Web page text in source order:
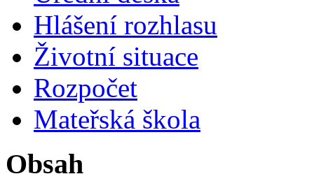
Hlášení rozhlasu
Životní situace
Rozpočet
Mateřská škola
Obsah